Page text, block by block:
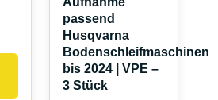
Produktseite
passend
Husqvarna
Bodenschleifmaschinen
bis 2024 | VPE –
3 Stück
werden